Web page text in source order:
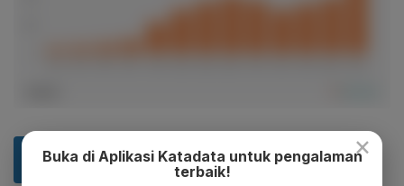
×
Buka di Aplikasi Katadata untuk pengalaman
terbaik!